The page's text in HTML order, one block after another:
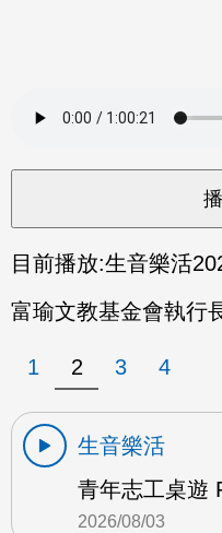
目前播放:生音樂活
富瑜文教基金會執行
1 2 3 4
生音樂活
青年志工桌遊
2026/08/03